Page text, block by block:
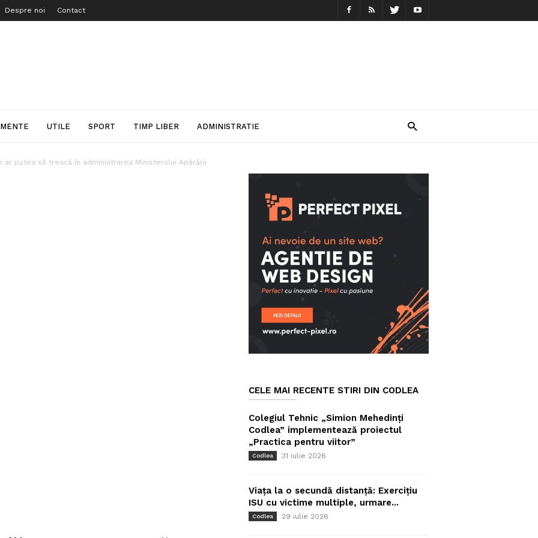
Despre noi Contact
UTILE SPORT TIMP LIBER ADMINISTRATIE
putea să treacă în administrarea Ministerului Apărării
CELE MAI RECENTE STIRI DIN CODLEA
Colegiul Tehnic „Simion Mehedinți
Codlea” implementează proiectul
„Practica pentru viitor”
Codlea 31 iulie 2026
Viața la o secundă distanță: Exercițiu
ISU cu victime multiple, urmare...
Codlea 29 iulie 2026